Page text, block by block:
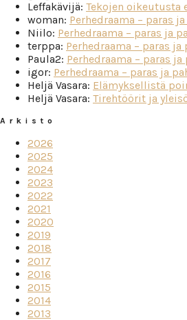
Leffakävijä: Tekojen oikeutusta
woman: Perhedraama – paras
Niilo: Perhedraama – paras ja
terppa: Perhedraama – paras ja
Paula2: Perhedraama – paras ja
igor: Perhedraama – paras ja
Heljä Vasara: Elämyksellistä
Heljä Vasara: Tirehtöörit ja
Arkisto
2026
2025
2024
2023
2022
2021
2020
2019
2018
2017
2016
2015
2014
2013